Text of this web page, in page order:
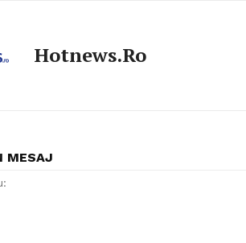
Hotnews.ro
MESAJ